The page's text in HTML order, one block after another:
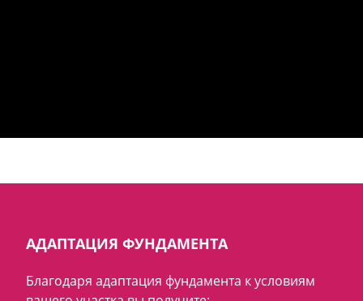
АДАПТАЦИЯ ФУНДАМЕНТА
Благодаря адаптация фундамента к условиям